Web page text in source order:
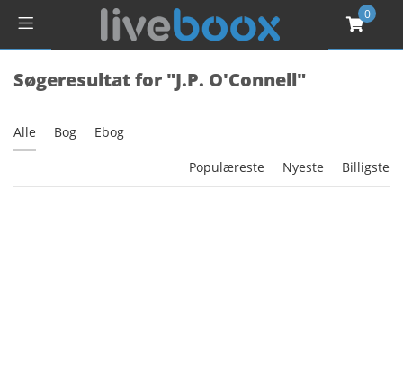
0
Søgeresultat for "J.P. O'Connell"
Alle Bog Ebog
Populæreste Nyeste Billigste